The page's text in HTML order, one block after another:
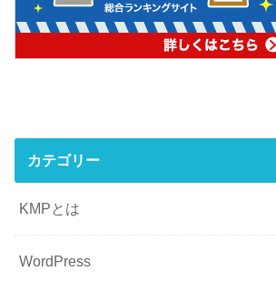
カテゴリー
KMPとは
WordPress